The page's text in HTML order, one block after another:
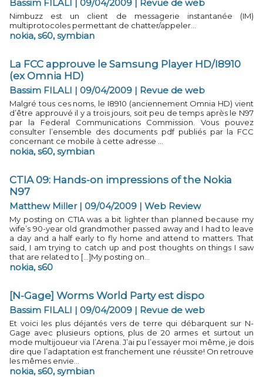
Bassim FILALI | 09/04/2009 | Revue de web
Nimbuzz est un client de messagerie instantanée (IM)
multiprotocoles permettant de chatter/appeler...
nokia,s60,symbian
La FCC approuve le Samsung Player HD/I8910
(ex Omnia HD)
Bassim FILALI | 09/04/2009 | Revue de web
Malgré tous ces noms, le I8910 (anciennement Omnia HD) vient
d’être approuvé il y a trois jours, soit peu de temps après le N97
par la Federal Communications Commission. Vous pouvez
consulter l’ensemble des documents pdf publiés par la FCC
concernant ce mobile à cette adresse ...
nokia,s60,symbian
CTIA 09: Hands-on impressions of the Nokia
N97
Matthew Miller | 09/04/2009 | Web Review
My posting on CTIA was a bit lighter than planned because my
wife’s 90-year old grandmother passed away and I had to leave
a day and a half early to fly home and attend to matters. That
said, I am trying to catch up and post thoughts on things I saw
that are related to [...]My posting on...
nokia,s60
[N-Gage] Worms World Party est dispo
Bassim FILALI | 09/04/2009 | Revue de web
Et voici les plus déjantés vers de terre qui débarquent sur N-
Gage avec plusieurs options, plus de 20 armes et surtout un
mode multijoueur via l’Arena. J’ai pu l’essayer moi même, je dois
dire que l’adaptation est franchement une réussite! On retrouve
les mêmes envie...
nokia,s60,symbian